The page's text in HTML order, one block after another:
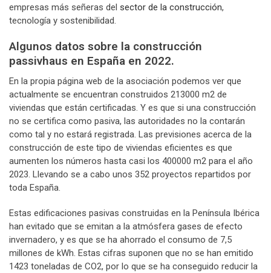
empresas más señeras del sector de la construcción,
tecnología y sostenibilidad.
Algunos datos sobre la construcción
passivhaus en España en 2022.
En la propia página web de la asociación podemos ver que
actualmente se encuentran construidos 213000 m2 de
viviendas que están certificadas. Y es que si una construcción
no se certifica como pasiva, las autoridades no la contarán
como tal y no estará registrada. Las previsiones acerca de la
construcción de este tipo de viviendas eficientes es que
aumenten los números hasta casi los 400000 m2 para el año
2023. Llevando se a cabo unos 352 proyectos repartidos por
toda España.
Estas edificaciones pasivas construidas en la Península Ibérica
han evitado que se emitan a la atmósfera gases de efecto
invernadero, y es que se ha ahorrado el consumo de 7,5
millones de kWh. Estas cifras suponen que no se han emitido
1423 toneladas de CO2, por lo que se ha conseguido reducir la